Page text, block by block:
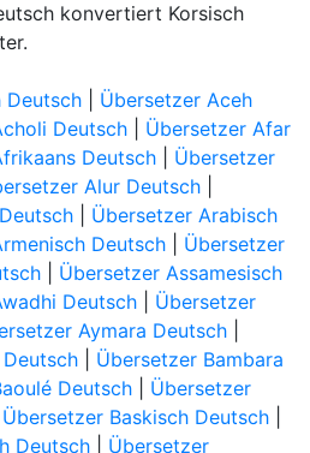
konvertiert Korsisch
Deutsch| Übersetzer Aceh
Deutsch| Übersetzer Afar
Deutsch| Übersetzer
Alur Deutsch|
| Übersetzer Arabisch
Deutsch| Übersetzer
| Übersetzer Assamesisch
Deutsch| Übersetzer
Aymara Deutsch|
| Übersetzer Bambara
Deutsch| Übersetzer
Übersetzer Baskisch Deutsch|
Deutsch| Übersetzer